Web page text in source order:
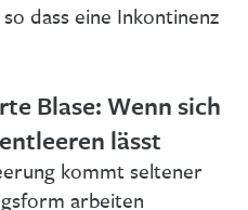
dass eine Inkontinenz
Blase: Wenn sich
lässt
kommt seltener
arbeiten